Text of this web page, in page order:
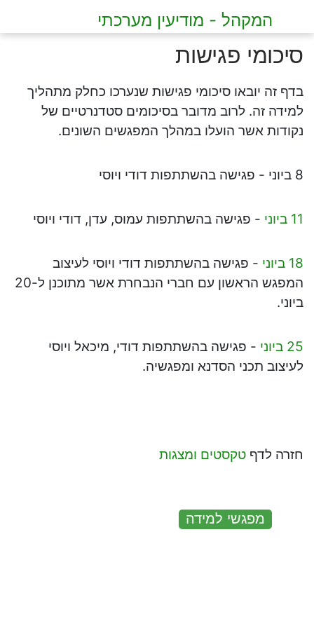
המקהל - מודיעין מערכתי
סיכומי פגישות
בדף זה יובאו סיכומי פגישות שנערכו כחלק מתהליך
למידה זה. לרוב מדובר בסיכומים סטדנרטיים של
נקודות אשר הועלו במהלך המפגשים השונים.
8 ביוני - פגישה בהשתתפות דודי ויוסי
11 ביוני - פגישה בהשתתפות עמוס, עדן, דודי ויוסי
18 ביוני
- פגישה בהשתתפות דודי ויוסי לעיצוב
המפגש הראשון עם חברי הנבחרת אשר מתוכנן ל-20
ביוני.
25 ביוני
- פגישה בהשתתפות דודי, מיכאל ויוסי
לעיצוב תכני הסדנא ומפגשיה.
חזרה לדף טקסטים ומצגות
מפגשי למידה